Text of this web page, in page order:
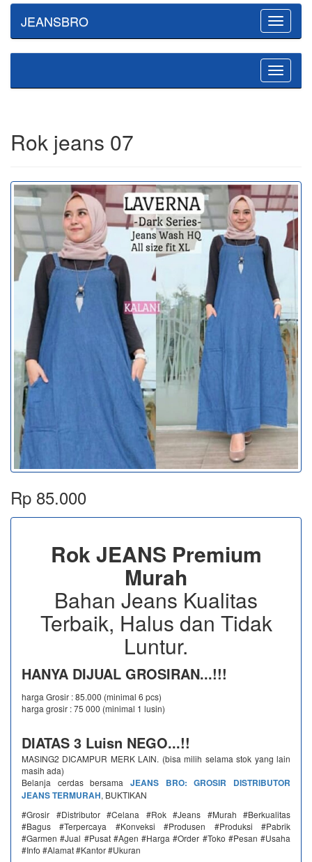
Toggle
JEANSBRO
Toggle
Rok jeans 07
Rp 85.000
Rok JEANS Premium
Murah
Bahan Jeans Kualitas
Terbaik, Halus dan Tidak
Luntur.
HANYA DIJUAL GROSIRAN...!!!
harga Grosir : 85.000 (minimal 6 pcs)
harga grosir : 75 000 (minimal 1 lusin)
DIATAS 3 Luisn NEGO...!!
MASING2 DICAMPUR MERK LAIN. (bisa milih selama stok yang lain
masih ada)
Belanja cerdas bersama JEANS BRO: GROSIR DISTRIBUTOR
JEANS TERMURAH, BUKTIKAN
#Grosir #Distributor #Celana #Rok #Jeans #Murah #Berkualitas
#Bagus #Terpercaya #Konveksi #Produsen #Produksi #Pabrik
#Garmen #Jual #Pusat #Agen #Harga #Order #Toko #Pesan #Usaha
#Info #Alamat #Kantor #Ukuran